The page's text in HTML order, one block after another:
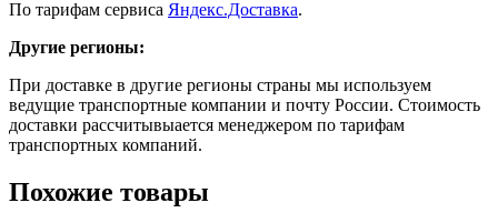
По тарифам сервиса Яндекс.Доставка.
Другие регионы:
При доставке в другие регионы страны мы используем
ведущие транспортные компании и почту России. Стоимость
доставки рассчитывыается менеджером по тарифам
транспортных компаний.
Похожие товары